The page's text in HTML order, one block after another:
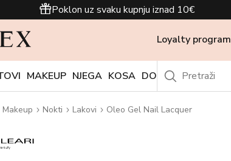
Poklon uz svaku kupnju iznad 10€
Loyalty program
MAKEUP NJEGA KOSA DODACI OUTLET
Makeup Nokti Lakovi Oleo Gel Nail Lacquer